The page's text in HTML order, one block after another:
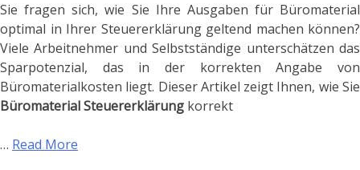
Sie fragen sich, wie Sie Ihre Ausgaben für Büromaterial
optimal in Ihrer Steuererklärung geltend machen können?
Viele Arbeitnehmer und Selbstständige unterschätzen das
Sparpotenzial, das in der korrekten Angabe von
Büromaterialkosten liegt. Dieser Artikel zeigt Ihnen, wie Sie
Büromaterial Steuererklärung korrekt
… Read More